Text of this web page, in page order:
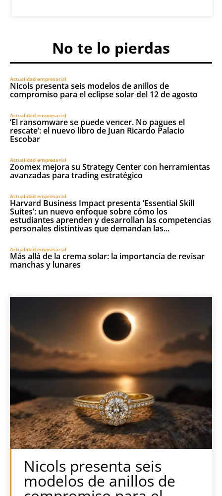
No te lo pierdas
Actualidad empresarial
Nicols presenta seis modelos de anillos de
compromiso para el eclipse solar del 12 de agosto
Actualidad empresarial
‘El ransomware se puede vencer. No pagues el
rescate’: el nuevo libro de Juan Ricardo Palacio
Escobar
Actualidad empresarial
Zoomex mejora su Strategy Center con herramientas
avanzadas para trading estratégico
Actualidad empresarial
Harvard Business Impact presenta ‘Essential Skill
Suites’: un nuevo enfoque sobre cómo los
estudiantes aprenden y desarrollan las competencias
personales distintivas que demandan las...
Actualidad empresarial
Más allá de la crema solar: la importancia de revisar
manchas y lunares
Nicols presenta seis
modelos de anillos de